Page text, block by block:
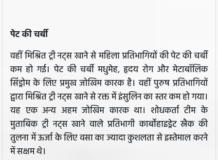
पेट की चर्बी
वहीं मिश्रित ट्री नट्स खाने से महिला प्रतिभागियों की पेट की चर्बी
कम हो गई। पेट की चर्बी मधुमेह, हृदय रोग और मेटाबॉलिक
सिंड्रोम के लिए प्रमुख जोखिम कारक है। वहीं पुरुष प्रतिभागियों
द्वारा मिश्रित ट्री नट्स खाने से रक्त में इंसुलिन का स्तर कम हो गया।
यह एक अन्य अहम जोखिम कारक था। शोधकर्ता टीम के
मुताबिक ट्री नट्स खाने वाले प्रतिभागी कार्बोहाइड्रेट स्नैक की
तुलना में ऊर्जा के लिए वसा का ज्यादा कुशलता से इस्तेमाल करने
में सक्षम थे।